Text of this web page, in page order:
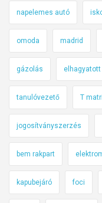
napelemes autó
omoda madrid
gázolás elhagyatott
tanulóvezető T
jogosítványszerzés
bem rakpart
kapubejáró foci